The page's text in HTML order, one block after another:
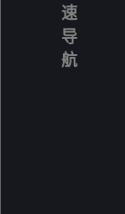
速
导
航